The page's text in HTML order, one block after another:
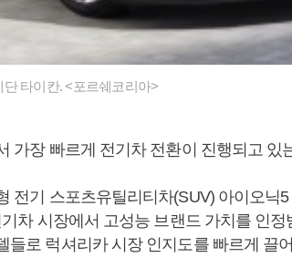
타이칸. <포르쉐코리아>
가장 빠르게 전기차 전환이 진행되고 있
전기 스포츠유틸리티차(SUV) 아이오닉
차 시장에서 고성능 브랜드 가치를 인
들로 럭셔리카 시장 인지도를 빠르게 끌